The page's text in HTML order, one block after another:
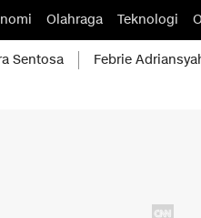
Olahraga Teknologi
Sentosa Febrie